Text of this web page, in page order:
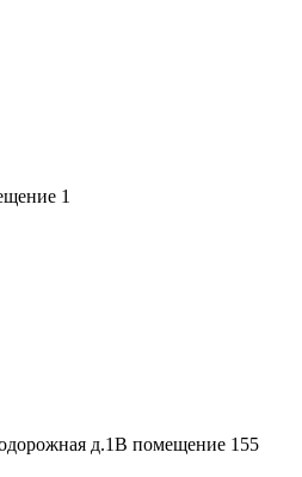
1
д.1В помещение 155